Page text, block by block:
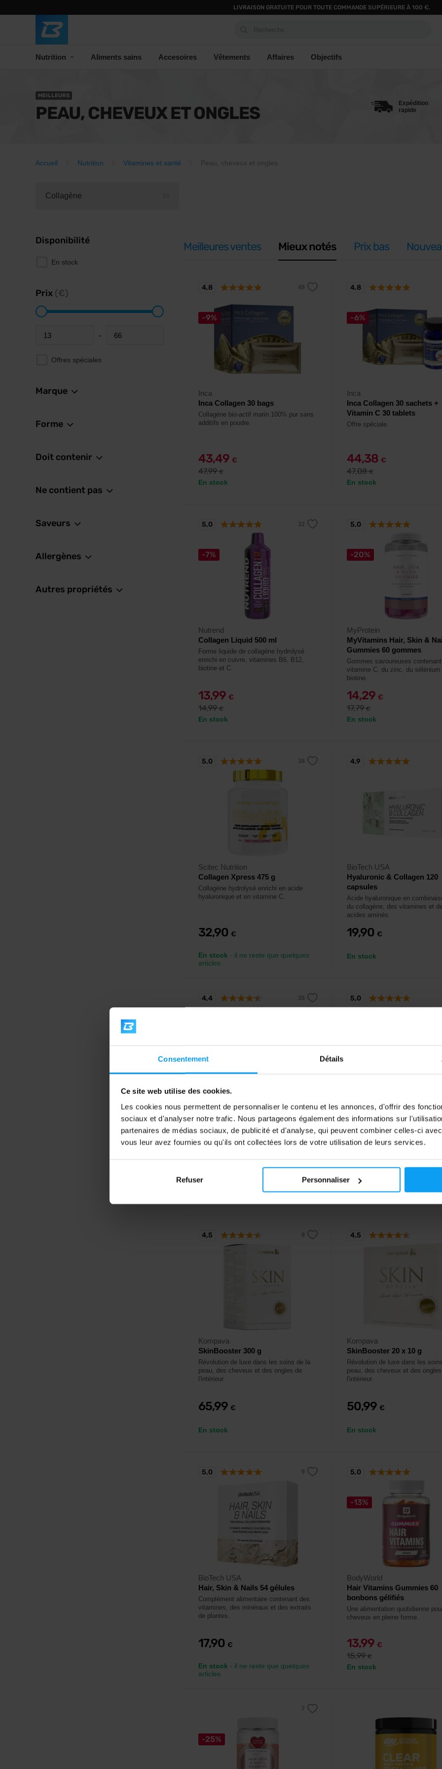
Consentement Détails
Ce site web utilise des cookies.
Les cookies nous permettent de personnaliser le contenu et les annonces, d'offrir des
sociaux et d'analyser notre trafic. Nous partageons également des informations sur
partenaires de médias sociaux, de publicité et d'analyse, qui peuvent combiner celles-ci
vous leur avez fournies ou qu'ils ont collectées lors de votre utilisation de leurs services.
Refuser Personnaliser
LIVRAISON GRATUITE POUR TOUTE COMMANDE SUPÉRIEURE À 100 €.
Nutrition Aliments sains Accesoires Vêtements Affaires Objectifs
MEILLEURS
PEAU, CHEVEUX ET ONGLES
Expédition
rapide
Accueil Nutrition Vitamines et santé Peau, cheveux et ongles
Collagène
Disponibilité
En stock
Prix (€)
Minimum price -
Maximum price
Offres spéciales
Marque
Forme
Doit contenir
Ne contient pas
Saveurs
Allergènes
Autres propriétés
Meilleures ventes Mieux notés Prix bas
-9%
Inca
Inca Collagen 30 bags
Collagène bio-actif marin 100% pur sans
additifs en poudre.
43,49 €
47,99€
En stock
4,8
-6%
Inca
Inca Collagen 30 sachets +
Vitamin C 30 tablets
Offre spéciale.
44,38 €
47,08€
En stock
4,8
-7%
Nutrend
Collagen Liquid 500 ml
Forme liquide de collagène hydrolysé
enrichi en cuivre, vitamines B6, B12,
biotine et C.
13,99 €
14,99€
En stock
5,0
-20%
MyProtein
MyVitamins Hair, Skin &
Gummies 60 gommes
Gommes savoureuses
vitamine C, du zinc, du
biotine.
14,29 €
17,79€
En stock
5,0
Scitec Nutrition
Collagen Xpress 475 g
Collagène hydrolysé enrichi en acide
hyaluronique et en vitamine C.
32,90 €
En stock - il ne reste que quelques
articles
5,0
BioTech USA
Hyaluronic & Collagen 120
capsules
Acide hyaluronique en
du collagène, des vitamines et
acides aminés.
19,90 €
En stock
4,9
BioTech USA
Collagen Liquid 1000 ml
Collagène hydrolysé liquide enrichi en
vitamines et minéraux.
4,4
MyProtein
Clear Collagen Protein
600-690 g
Collagène de bœuf hydrolysé au
rafraîchissant.
24,79€
30,99
En stock
5,0
Kompava
SkinBooster 300 g
Révolution de luxe dans les soins de la
peau, des cheveux et des ongles de
l'intérieur.
65,99 €
En stock
4,5
Kompava
SkinBooster 20 x 10 g
Révolution de luxe dans les
peau, des cheveux et des
l'intérieur.
50,99 €
En stock
4,5
BioTech USA
Hair, Skin & Nails 54 gélules
Complément alimentaire contenant des
vitamines, des minéraux et des extraits
de plantes.
17,90 €
En stock - il ne reste que quelques
articles
5,0
-13%
BodyWorld
Hair Vitamins Gummies 60
bonbons gélifiés
Une alimentation quotidienne
cheveux en pleine forme.
13,99 €
15,99€
En stock
5,0
-25%